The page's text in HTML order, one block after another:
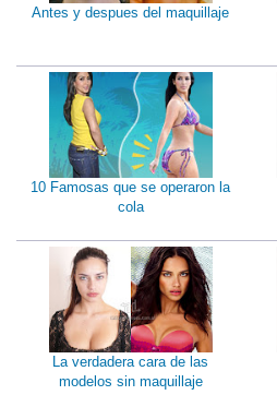
Antes y despues del maquillaje
10 Famosas que se operaron la
cola
La verdadera cara de las
modelos sin maquillaje